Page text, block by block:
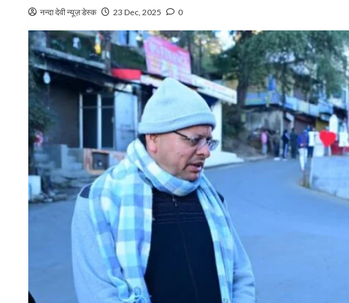
नन्दा देवी न्यूज़ डेस्क 23 Dec, 2025 0